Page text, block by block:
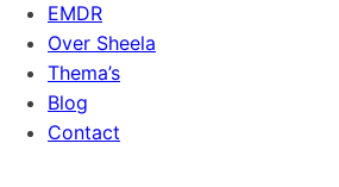
EMDR
Over Sheela
Thema’s
Blog
Contact